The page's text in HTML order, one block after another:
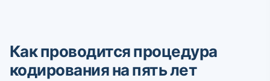
Как проводится процедура
кодирования на пять лет